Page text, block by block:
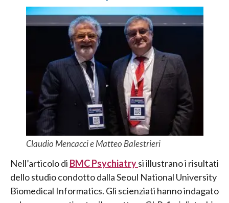
Claudio Mencacci e Matteo Balestrieri
Nell’articolo di BMC Psychiatrysi illustrano i risultati
dello studio condotto dalla Seoul National University
Biomedical Informatics. Gli scienziati hanno indagato